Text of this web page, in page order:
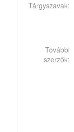
Tárgyszavak:
További
szerzők: